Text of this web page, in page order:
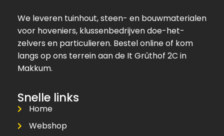
We leveren tuinhout, steen- en bouwmaterialen
voor hoveniers, klussenbedrijven doe-het-
zelvers en particulieren. Bestel online of kom
langs op ons terrein aan de It Grûthof 2C in
Makkum.
Snelle links
Home
Webshop